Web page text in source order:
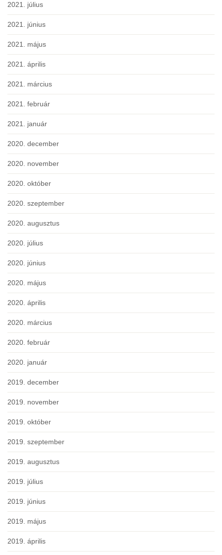
2021. július
2021. június
2021. május
2021. április
2021. március
2021. február
2021. január
2020. december
2020. november
2020. október
2020. szeptember
2020. augusztus
2020. július
2020. június
2020. május
2020. április
2020. március
2020. február
2020. január
2019. december
2019. november
2019. október
2019. szeptember
2019. augusztus
2019. július
2019. június
2019. május
2019. április